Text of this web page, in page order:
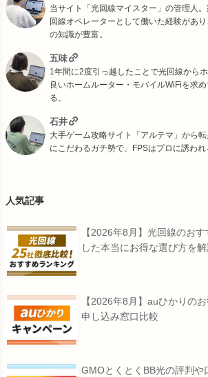
当サイト「光回線マイスター」の管理人
回線オペレーターとして働いた経験があ
の知識が豊富。
五味
1年間に2度引っ越したことで光回線から
良いホームルーター・モバイルWiFiを求
る。
石井
大手ゲーム攻略サイト「アルテマ」から
にこだわるガチ勢で、FPSはプロに誘われ
人気記事
【2026年8月】光回線のお
した本当にお得な選び方を
【2026年8月】auひかりの
申し込み窓口比較
GMOとくとくBB光の評判や